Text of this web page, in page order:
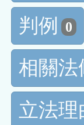
判例
0
相關法
立法理